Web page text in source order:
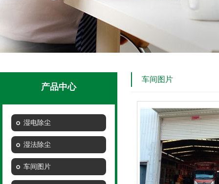
产品中心
湿电除尘
湿法除尘
车间图片
车间图片